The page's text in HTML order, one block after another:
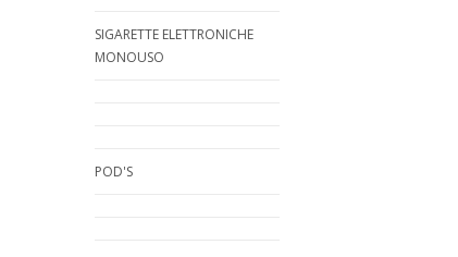
SIGARETTE ELETTRONICHE
MONOUSO
POD'S